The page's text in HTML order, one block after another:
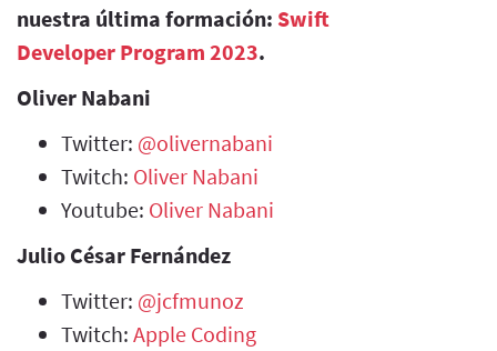
nuestra última formación: Swift
Developer Program 2023.
Oliver Nabani
Twitter: @olivernabani
Twitch: Oliver Nabani
Youtube: Oliver Nabani
Julio César Fernández
Twitter: @jcfmunoz
Twitch: Apple Coding